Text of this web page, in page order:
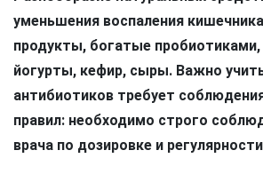
уменьшения воспаления
продукты, богатые пробиотиками,
йогурты, кефир, сыры. Важно
антибиотиков требует
правил: необходимо строго
врача по дозировке и